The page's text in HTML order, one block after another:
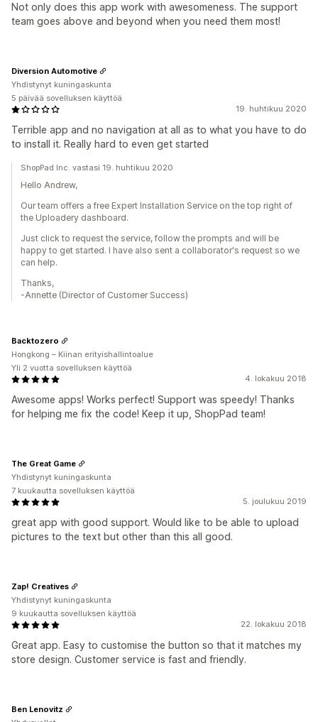
Not only does this app work with awesomeness. The support
team goes above and beyond when you need them most!
19. huhtikuu 2020
Terrible app and no navigation at all as to what you have to do
to install it. Really hard to even get started
Diversion Automotive
Yhdistynyt kuningaskunta
5 päivää sovelluksen käyttöä
ShopPad Inc. vastasi 19. huhtikuu 2020
Hello Andrew,
Our team offers a free Expert Installation Service on the top right of
the Uploadery dashboard.
Just click to request the service, follow the prompts and will be
happy to get started. I have also sent a collaborator's request so we
can help.
Thanks,
-Annette (Director of Customer Success)
4. lokakuu 2018
Awesome apps! Works perfect! Support was speedy! Thanks
for helping me fix the code! Keep it up, ShopPad team!
Backtozero
Hongkong – Kiinan erityishallintoalue
Yli 2 vuotta sovelluksen käyttöä
5. joulukuu 2019
great app with good support. Would like to be able to upload
pictures to the text but other than this all good.
The Great Game
Yhdistynyt kuningaskunta
7 kuukautta sovelluksen käyttöä
22. lokakuu 2018
Great app. Easy to customise the button so that it matches my
store design. Customer service is fast and friendly.
Zap! Creatives
Yhdistynyt kuningaskunta
9 kuukautta sovelluksen käyttöä
Ben Lenovitz